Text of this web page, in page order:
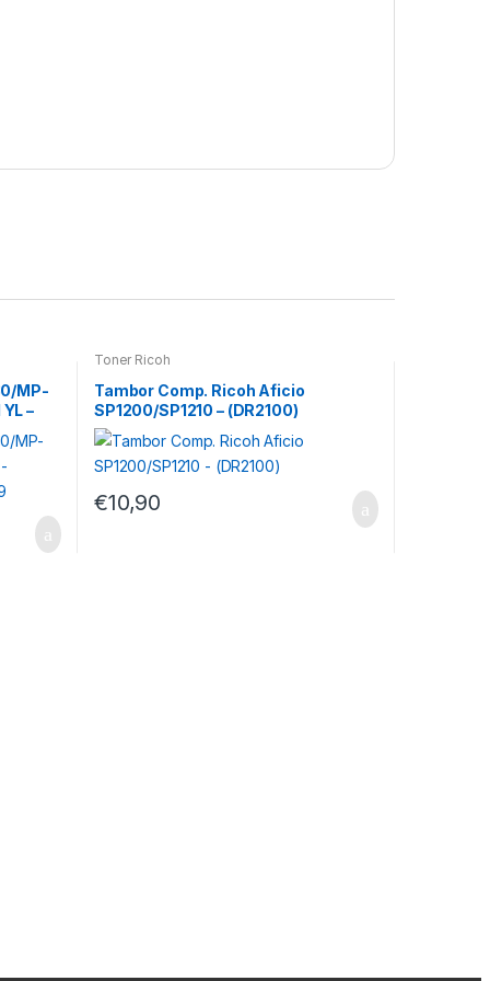
MP-
–
Toner Ricoh
Tambor Comp. Ricoh Aficio
SP1200/SP1210 – (DR2100)
€10,90